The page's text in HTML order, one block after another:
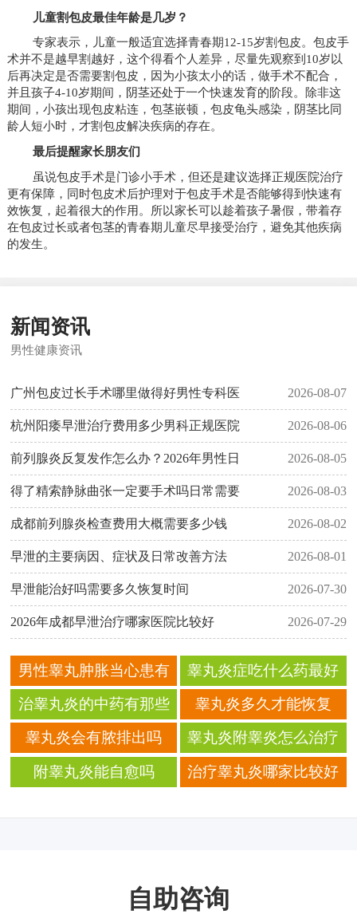
儿童割包皮最佳年龄是几岁？
专家表示，儿童一般适宜选择青春期12-15岁割包皮。包皮手
术并不是越早割越好，这个得看个人差异，尽量先观察到10岁以
后再决定是否需要割包皮，因为小孩太小的话，做手术不配合，
并且孩子4-10岁期间，阴茎还处于一个快速发育的阶段。除非这
期间，小孩出现包皮粘连，包茎嵌顿，包皮龟头感染，阴茎比同
龄人短小时，才割包皮解决疾病的存在。
最后提醒家长朋友们
虽说包皮手术是门诊小手术，但还是建议选择正规医院治疗
更有保障，同时包皮术后护理对于包皮手术是否能够得到快速有
效恢复，起着很大的作用。所以家长可以趁着孩子暑假，带着存
在包皮过长或者包茎的青春期儿童尽早接受治疗，避免其他疾病
的发生。
新闻资讯
男性健康资讯
广州包皮过长手术哪里做得好男性专科医 2026-08-07
杭州阳痿早泄治疗费用多少男科正规医院 2026-08-06
前列腺炎反复发作怎么办？2026年男性日 2026-08-05
得了精索静脉曲张一定要手术吗日常需要 2026-08-03
成都前列腺炎检查费用大概需要多少钱 2026-08-02
早泄的主要病因、症状及日常改善方法 2026-08-01
早泄能治好吗需要多久恢复时间 2026-07-30
2026年成都早泄治疗哪家医院比较好 2026-07-29
男性睾丸肿胀当心患有
睾丸炎
睾丸炎症吃什么药最好
治睾丸炎的中药有那些 睾丸炎多久才能恢复
睾丸炎会有脓排出吗 睾丸炎附睾炎怎么治疗
附睾丸炎能自愈吗 治疗睾丸炎哪家比较好
自助咨询